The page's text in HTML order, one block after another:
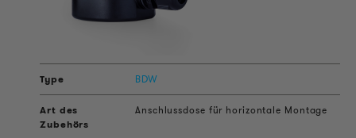
BDW
Anschlussdose für horizontale Montage